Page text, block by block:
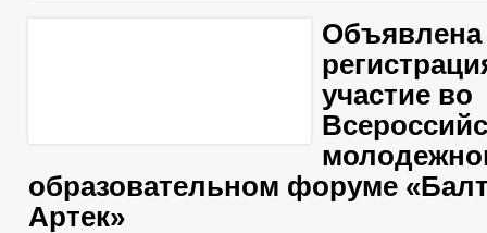
Объявлена
участие во
образовательном форуме
Артек»